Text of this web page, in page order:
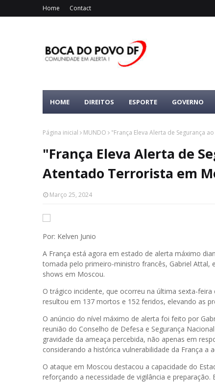
Home Contact
HOME DIREITOS ESPORTE GOVERNO
Página inicial MUNDO "França Eleva Alerta de Segurança
"França Eleva Alerta de
Atentado Terrorista em
Março 25, 2024
Por: Kelven Junio
A França está agora em estado de alerta máximo
tomada pelo primeiro-ministro francês, Gabriel
shows em Moscou.
O trágico incidente, que ocorreu na última sexta-
resultou em 137 mortos e 152 feridos, elevando as
O anúncio do nível máximo de alerta foi feito por
reunião do Conselho de Defesa e Segurança
gravidade da ameaça percebida, não apenas em
considerando a histórica vulnerabilidade da França a
O ataque em Moscou destacou a capacidade do
reforçando a necessidade de vigilância e